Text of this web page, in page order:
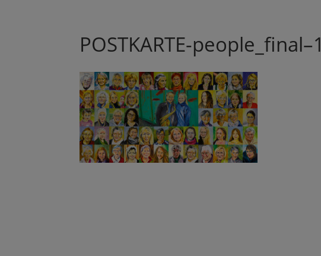
POSTKARTE-people_final–1